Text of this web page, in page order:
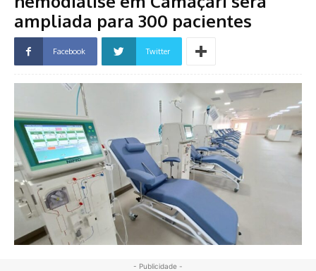
ampliada para 300 pacientes
Facebook Twitter
- Publicidade -